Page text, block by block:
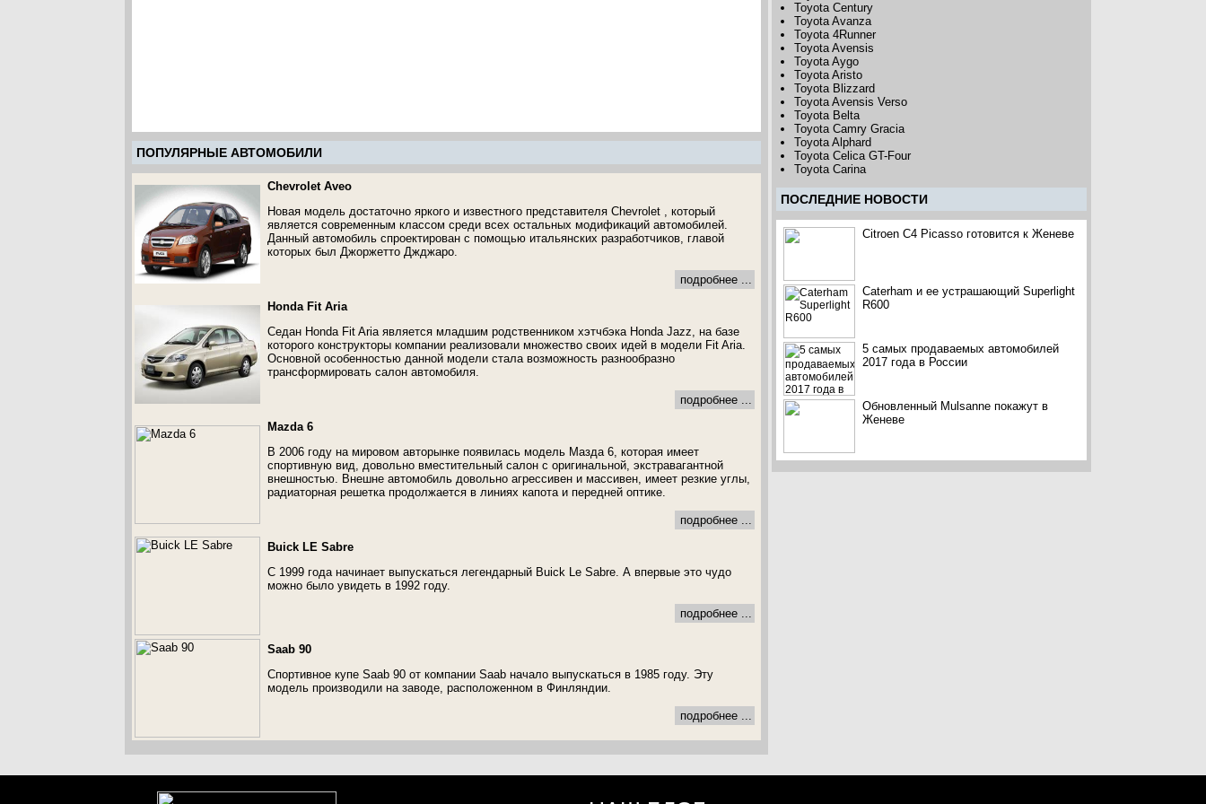
ПОПУЛЯРНЫЕ АВТОМОБИЛИ
Chevrolet Aveo
Новая модель достаточно яркого и известного представителя Chevrolet , который
является современным классом среди всех остальных модификаций автомобилей.
Данный автомобиль спроектирован с помощью итальянских разработчиков, главой
которых был Джоржетто Джджаро.
подробнее ...
Honda Fit Aria
Седан Honda Fit Aria является младшим родственником хэтчбэка Honda Jazz, на базе
которого конструкторы компании реализовали множество своих идей в модели Fit Aria.
Основной особенностью данной модели стала возможность разнообразно
трансформировать салон автомобиля.
подробнее ...
Mazda 6
В 2006 году на мировом авторынке появилась модель Мазда 6, которая имеет
спортивную вид, довольно вместительный салон с оригинальной, экстравагантной
внешностью. Внешне автомобиль довольно агрессивен и массивен, имеет резкие углы,
радиаторная решетка продолжается в линиях капота и передней оптике.
подробнее ...
Buick LE Sabre
С 1999 года начинает выпускаться легендарный Buick Le Sabre. А впервые это чудо
можно было увидеть в 1992 году.
подробнее ...
Saab 90
Спортивное купе Saab 90 от компании Saab начало выпускаться в 1985 году. Эту
модель производили на заводе, расположенном в Финляндии.
подробнее ...
Toyota Century
Toyota Avanza
Toyota 4Runner
Toyota Avensis
Toyota Aygo
Toyota Aristo
Toyota Blizzard
Toyota Avensis Verso
Toyota Belta
Toyota Camry Gracia
Toyota Alphard
Toyota Celica GT-Four
Toyota Carina
ПОCЛЕДНИЕ НОВОСТИ
Citroen C4 Picasso готовится к Женеве
Caterham и ее устрашающий Superlight
R600
5 самых продаваемых автомобилей
2017 года в России
Обновленный Mulsanne покажут в
Женеве